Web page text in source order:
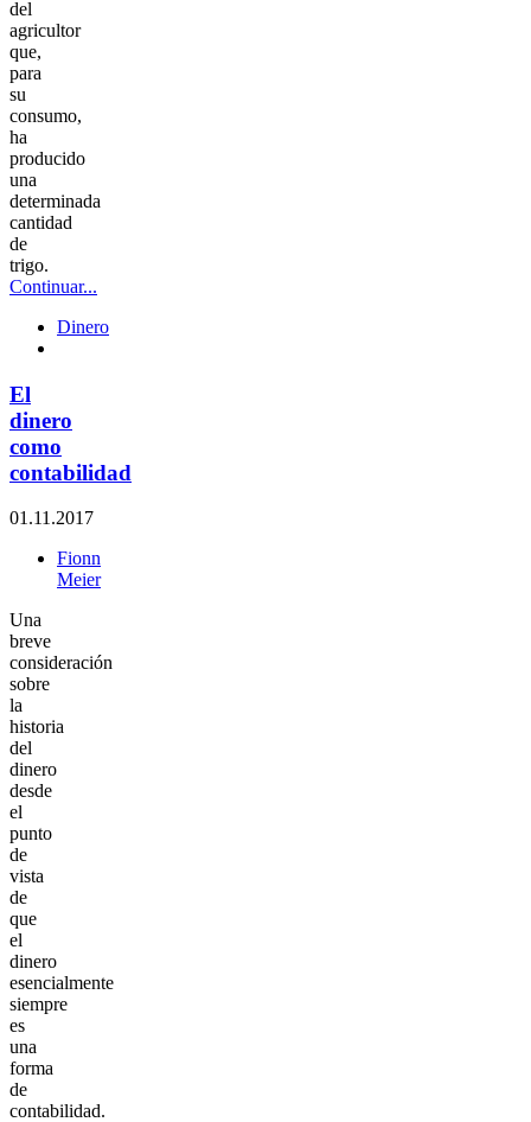
del
agricultor
que,
para
su
consumo,
ha
producido
una
determinada
cantidad
de
trigo.
Continuar...
Dinero
El
dinero
como
contabilidad
01.11.2017
Fionn
Meier
Una
breve
consideración
sobre
la
historia
del
dinero
desde
el
punto
de
vista
de
que
el
dinero
esencialmente
siempre
es
una
forma
de
contabilidad.